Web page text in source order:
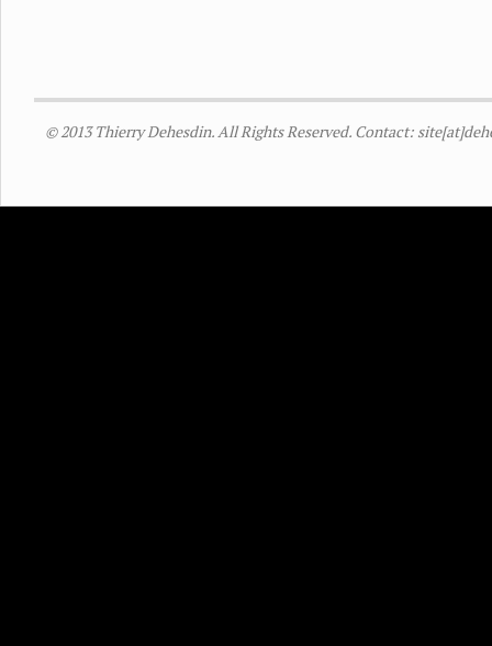
© 2013 Thierry Dehesdin. All Rights Reserved. Contact: